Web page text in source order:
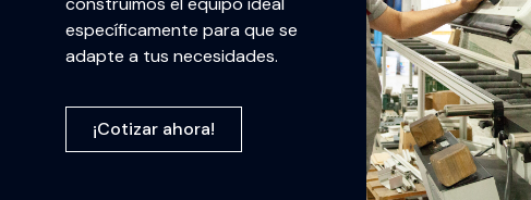
específicamente para que se
adapte a tus necesidades.
¡Cotizar ahora!